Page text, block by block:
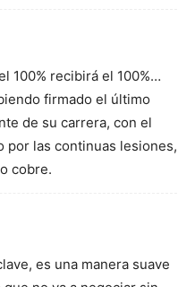
100% recibirá el 100%…
firmado el último
de su carrera, con el
por las continuas lesiones,
cobre.
es una manera suave